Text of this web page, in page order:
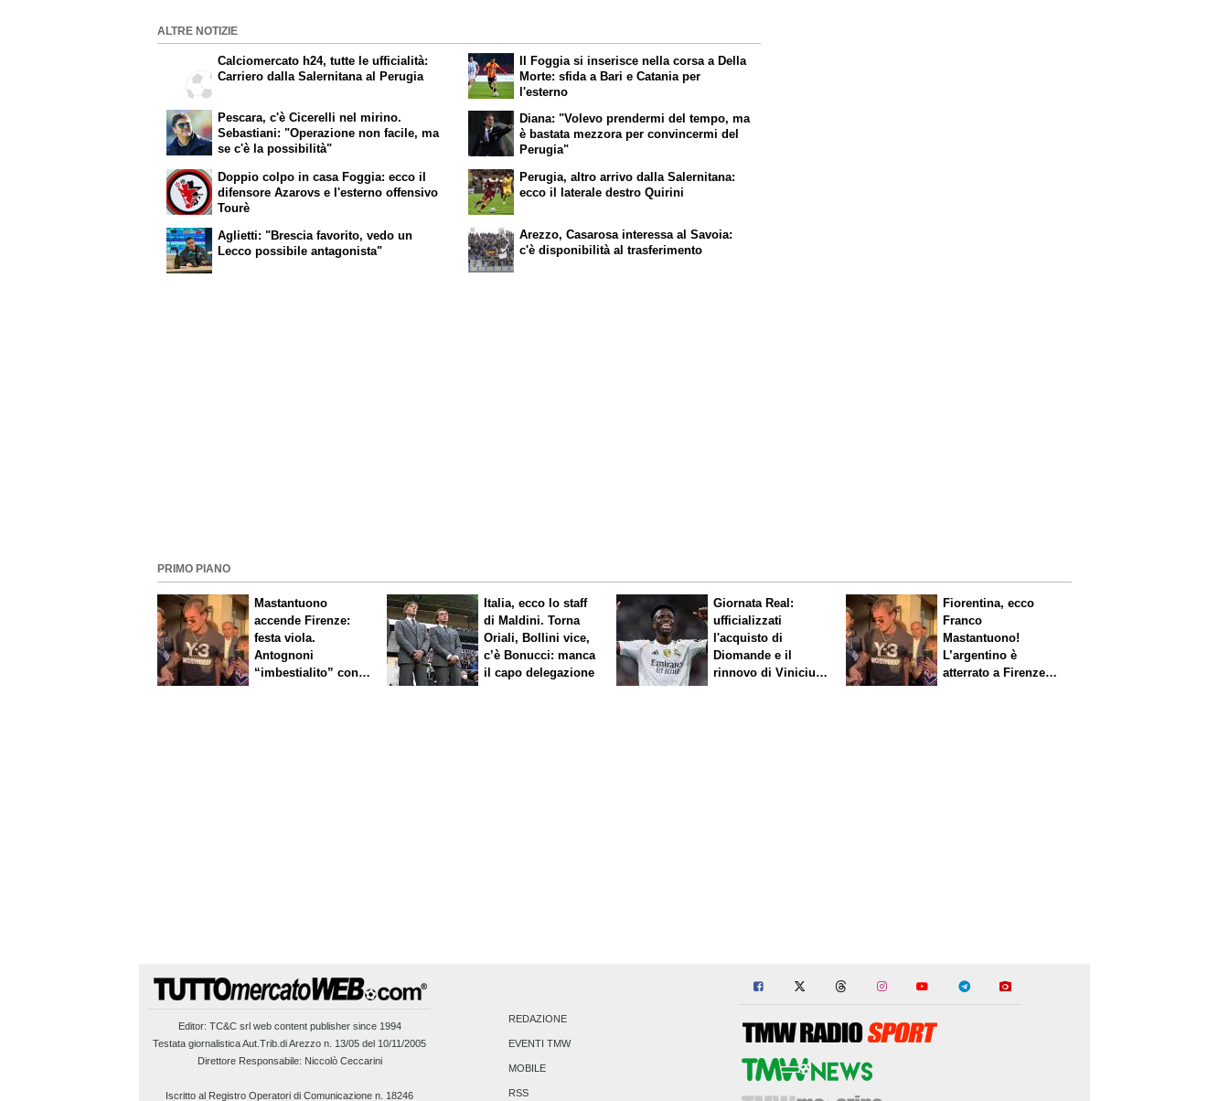
ALTRE NOTIZIE
Calciomercato h24, tutte le ufficialità:
Carriero dalla Salernitana al Perugia
Pescara, c'è Cicerelli nel mirino.
Sebastiani: "Operazione non facile, ma
se c'è la possibilità"
Il Foggia si inserisce nella corsa a Della
Morte: sfida a Bari e Catania per
l'esterno
Diana: "Volevo prendermi del tempo, ma
è bastata mezzora per convincermi del
Perugia"
Doppio colpo in casa Foggia: ecco il
difensore Azarovs e l'esterno offensivo
Tourè
Aglietti: "Brescia favorito, vedo un
Lecco possibile antagonista"
Perugia, altro arrivo dalla Salernitana:
ecco il laterale destro Quirini
Arezzo, Casarosa interessa al Savoia:
c'è disponibilità al trasferimento
PRIMO PIANO
Mastantuono
accende Firenze:
festa viola.
Antognoni
“imbestialito” con
Italia, ecco lo staff
di Maldini. Torna
Oriali, Bollini vice,
c’è Bonucci: manca
il capo delegazione
Giornata Real:
ufficializzati
l'acquisto di
Diomande e il
rinnovo di Vinicius.
Fiorentina, ecco
Franco
Mastantuono!
L’argentino è
atterrato a Firenze,
Editor: TC&C srlweb content publisher since 1994
Testata giornalistica Aut.Trib.di Arezzo n. 13/05 del 10/11/2005
Direttore Responsabile: Niccolò Ceccarini
Iscritto al Registro Operatori di Comunicazione n. 18246
REDAZIONE
EVENTI TMW
MOBILE
RSS